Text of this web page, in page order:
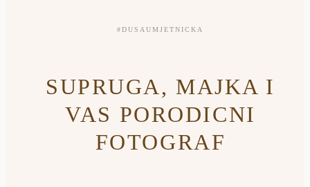
#DUSAUMJETNICKA
SUPRUGA, MAJKA I
VAS PORODICNI
FOTOGRAF